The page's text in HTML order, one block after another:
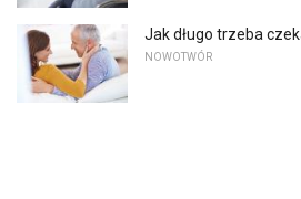
Jak długo trzeba
NOWOTWÓR